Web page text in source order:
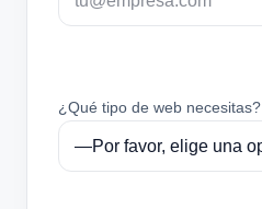
¿Qué tipo de web necesitas?